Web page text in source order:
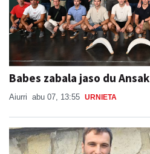
Babes zabala jaso du Ansak
Aiurri abu 07, 13:55 URNIETA